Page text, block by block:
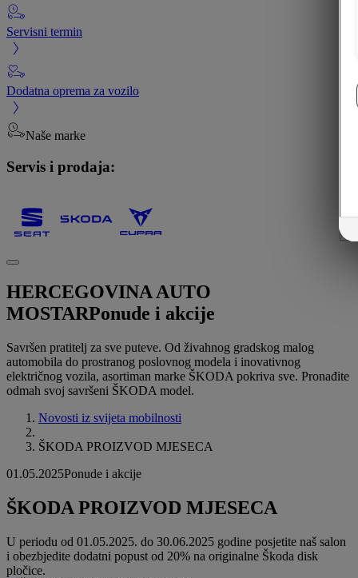
Servisni termin
Dodatna oprema za vozilo
Naše marke
Servis i prodaja:
HERCEGOVINA AUTO
MOSTARPonude i akcije
Savršen pratitelj za sve puteve. Od živahnog gradskog malog
automobila do prostranog poslovnog modela i inovativnog
električnog vozila, asortiman marke ŠKODA pokriva sve. Pronađite
odmah svoj savršeni ŠKODA model.
Novosti iz svijeta mobilnosti
ŠKODA PROIZVOD MJESECA
01.05.2025Ponude i akcije
ŠKODA PROIZVOD MJESECA
U periodu od 01.05.2025. do 30.06.2025 godine posjetite naš salon
i obezbjedite dodatni popust od 20% na originalne Škoda disk
pločice.